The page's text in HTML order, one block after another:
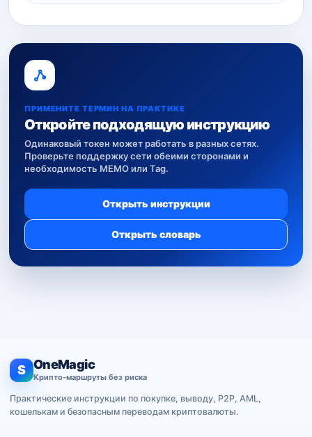
ПРИМЕНИТЕ ТЕРМИН НА ПРАКТИКЕ
Откройте подходящую инструкцию
Одинаковый токен может работать в разных сетях.
Проверьте поддержку сети обеими сторонами и
необходимость MEMO или Tag.
Открыть инструкции
Открыть словарь
S OneMagic
Крипто-маршруты без риска
Практические инструкции по покупке, выводу, P2P, AML,
кошелькам и безопасным переводам криптовалюты.